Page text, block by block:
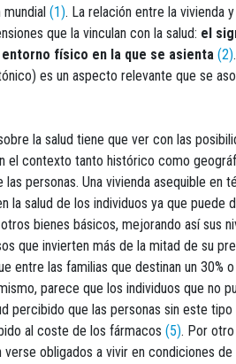
(1). La relación entre la vivienda
que la vinculan con la salud: el
físico en la que se asienta (2)
es un aspecto relevante que se
la salud tiene que ver con las
el contexto tanto histórico como
personas. Una vivienda asequible en
salud de los individuos ya que puede
bienes básicos, mejorando así sus
que invierten más de la mitad de su
entre las familias que destinan un 30%
parece que los individuos que no
percibido que las personas sin este
al coste de los fármacos (5). Por
obligados a vivir en condiciones de